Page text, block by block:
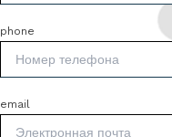
phone
email